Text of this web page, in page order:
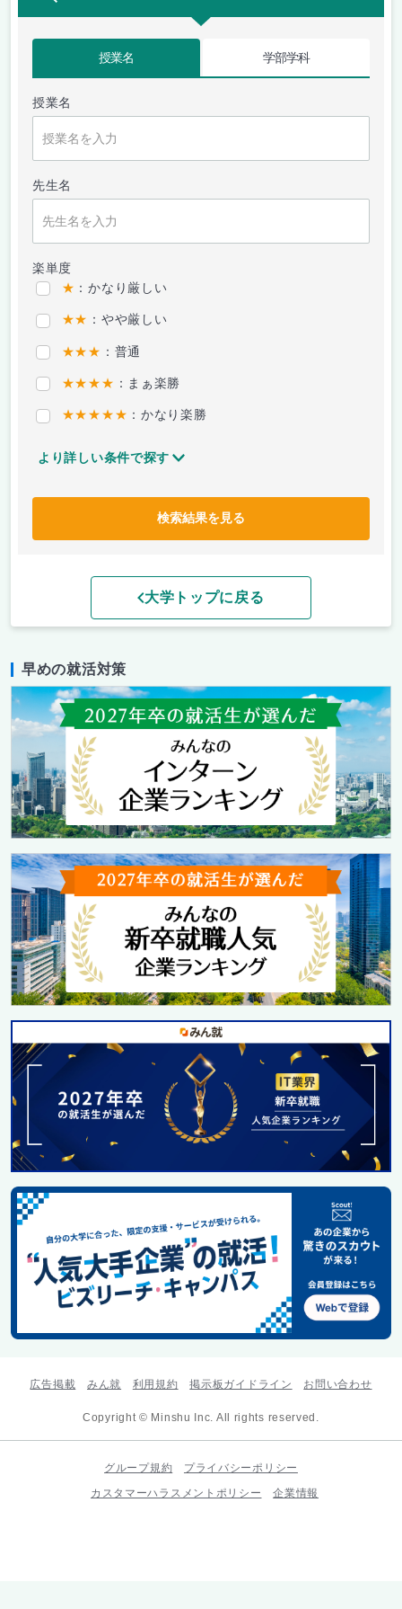
授業名 学部学科
授業名
先生名
楽単度
★ ：かなり厳しい
★★ ：やや厳しい
★★★ ：普通
★★★★ ：まぁ楽勝
★★★★★ ：かなり楽勝
より詳しい条件で探す
検索結果を見る
大学トップに戻る
早めの就活対策
広告掲載 みん就 利用規約 掲示板ガイドライン お問い合わせ
Copyright © Minshu Inc. All rights reserved.
グループ規約
プライバシーポリシー
カスタマーハラスメントポリシー
企業情報